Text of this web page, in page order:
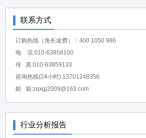
联系方式
订购热线（免长途费）：400 1050 986
电 话:010-63858100
传 真:010-63859133
咨询热线(24小时):13701248356
邮 箱:zqxgj2009@163.com
行业分析报告